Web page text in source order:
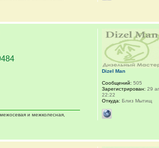
и межколесная,
Dizel Man
Сообщений: 505
Зарегистрирован: 29
22:22
Откуда: Близ Мытищ